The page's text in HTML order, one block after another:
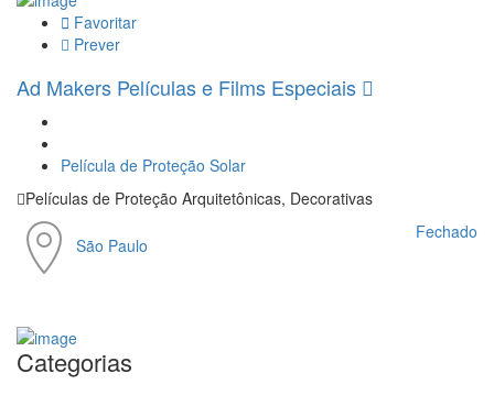
Favoritar
Prever
Ad Makers Películas e Films Especiais
Película de Proteção Solar
Películas de Proteção Arquitetônicas, Decorativas
São Paulo
Fechado
Categorias